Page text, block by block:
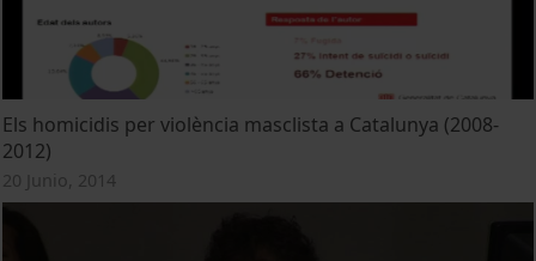
Els homicidis per violència masclista a Catalunya (2008-
2012)
20 Junio, 2014